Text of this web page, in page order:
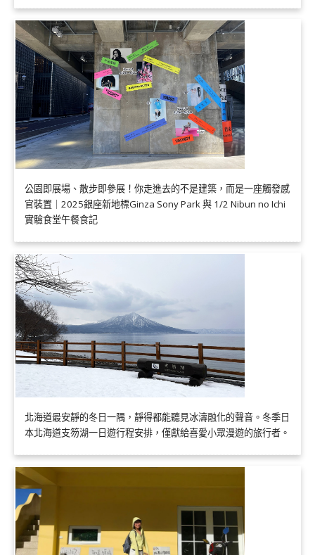
公園即展場、散步即參展！你走進去的不是建築，而是一座觸發感
官裝置｜2025銀座新地標Ginza Sony Park 與 1/2 Nibun no Ichi
實驗食堂午餐食記
北海道最安靜的冬日一隅，靜得都能聽見冰濤融化的聲音。冬季日
本北海道支笏湖一日遊行程安排，僅獻給喜愛小眾漫遊的旅行者。